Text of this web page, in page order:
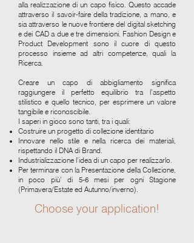
alla realizzazione di un capo fisico. Questo accade
attraverso il savoir-faire della tradizione, a mano, e
sia attraverso le nuove frontiere del digital sketching
e dei CAD a due e tre dimensioni. Fashion Design e
Product Development sono il cuore di questo
processo insieme ad altri competenze, quali la
Ricerca.
Creare un capo di abbigliamento significa
raggiungere il perfetto equilibrio tra l’aspetto
stilistico e quello tecnico, per esprimere un valore
tangibile e riconoscibile.
I saperi in gioco sono tanti, tra i quali:
Costruire un progetto di collezione identitario
Innovare nello stile e nella ricerca dei materiali,
rispettando il DNA di Brand.
Industrializzazione l’idea di un capo per realizzarlo.
Per terminare con la Presentazione della Collezione,
in poco più’ di 5-6 mesi per ogni Stagione
(Primavera/Estate ed Autunno/inverno).
Choose your application!